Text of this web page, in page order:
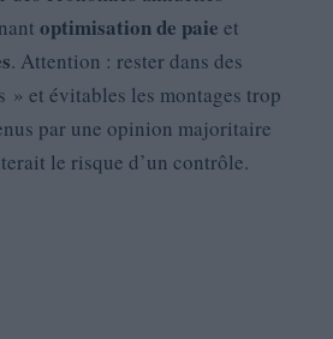
optimisation de paie et
. Attention : rester dans des
» et évitables les montages trop
par une opinion majoritaire
le risque d’un contrôle.